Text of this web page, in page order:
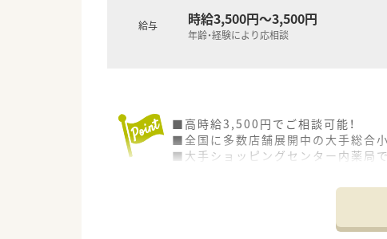
給与 時給3,500円～3,500円
年齢・経験により応相談
■高時給3,500円でご相談可能！
■全国に多数店舗展開中の大手総合小
■大手ショッピングセンター内薬局